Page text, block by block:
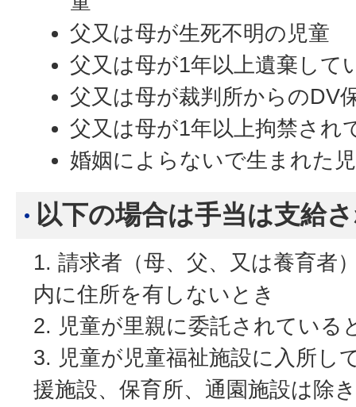
父又は母が生死不明の児童
父又は母が1年以上遺棄して
父又は母が裁判所からのDV
父又は母が1年以上拘禁され
婚姻によらないで生まれた
以下の場合は手当は支給
請求者（母、父、又は養育者
内に住所を有しないとき
児童が里親に委託されている
児童が児童福祉施設に入所し
援施設、保育所、通園施設は除